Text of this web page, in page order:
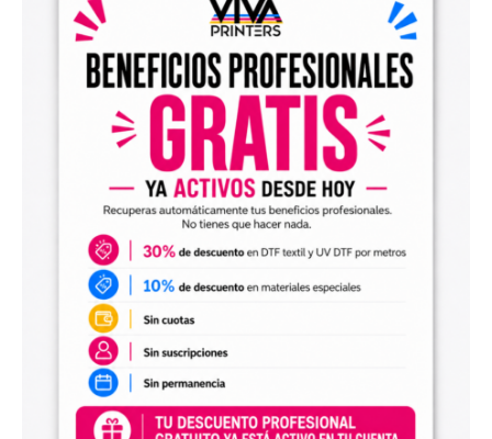
el archivo en tu programa de impresión y producirlo con tu
maquinaria DTF.
Diseños digitales para impresión UV DTF
También encontrarás diseños digitales para UV DTF
perfectos para personalizar vasos, botellas, termos, cajas,
envases, artículos promocionales y otras superficies rígidas
Estos diseños permiten incorporar nuevas opciones a tu
catálogo de personalización de objetos y preparar
producciones propias utilizando tu impresora UV DTF o tu
proveedor habitual de impresión.
Archivos digitales para negocios de
personalización